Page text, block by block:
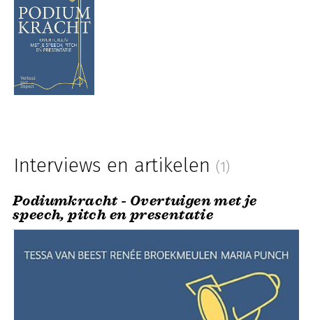
Interviews en artikelen (1)
Podiumkracht - Overtuigen met je
speech, pitch en presentatie